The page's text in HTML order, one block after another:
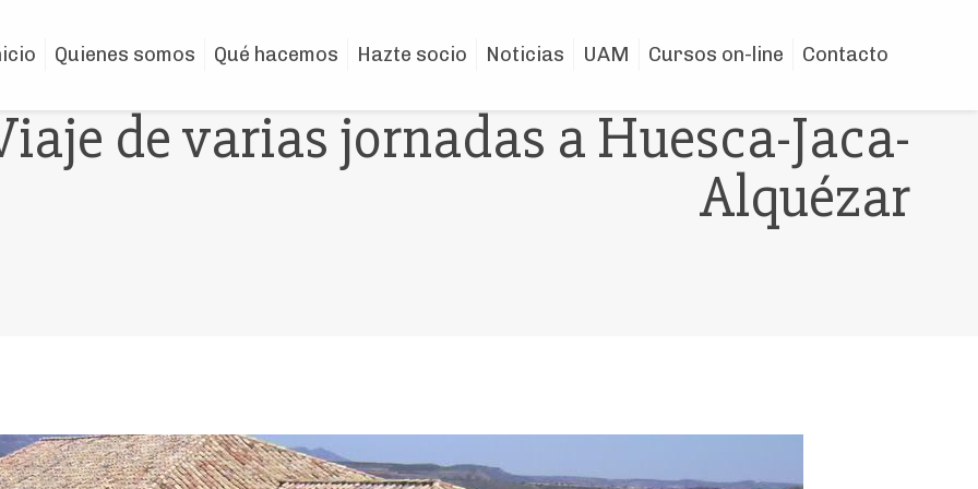
Quienes somos Qué hacemos Hazte socio Noticias UAM Cursos on-line Contacto
de varias jornadas a Huesca-Jaca-
Alquézar